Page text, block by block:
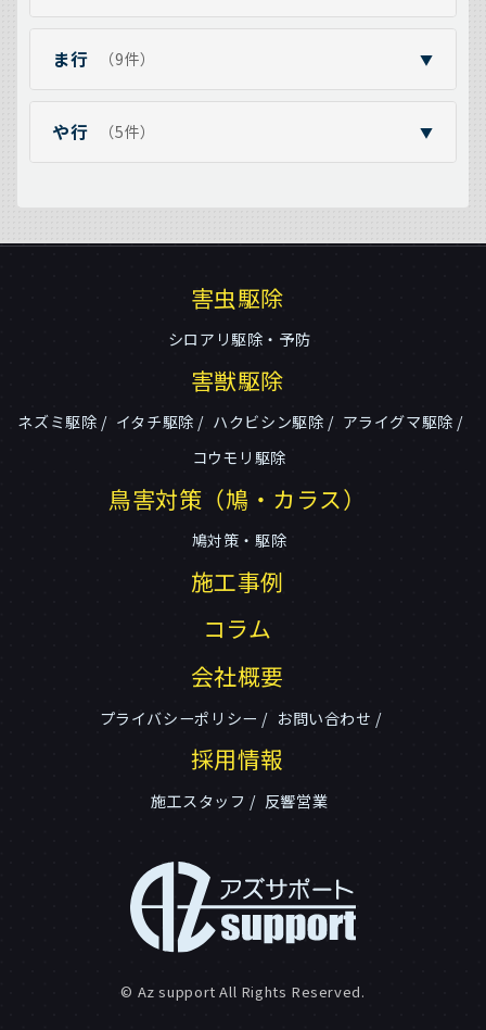
ま行 （9件） ▼
や行 （5件） ▼
害虫駆除
シロアリ駆除・予防
害獣駆除
ネズミ駆除 イタチ駆除 ハクビシン駆除
アライグマ駆除
コウモリ駆除
鳥害対策（鳩・カラス）
鳩対策・駆除
施工事例
コラム
会社概要
プライバシーポリシー お問い合わせ
採用情報
施工スタッフ 反響営業
© Az support All Rights Reserved.